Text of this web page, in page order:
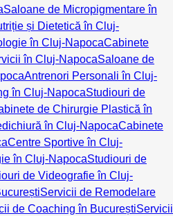
Saloane de Micropigmentare în
și Dietetică în Cluj-
în Cluj-NapocaCabinete
în Cluj-NapocaSaloane de
Antrenori Personali în Cluj-
în Cluj-NapocaStudiouri de
de Chirurgie Plastică în
în Cluj-NapocaCabinete
Centre Sportive în Cluj-
în Cluj-NapocaStudiouri de
de Videografie în Cluj-
Servicii de Remodelare
de Coaching în BucureștiServicii